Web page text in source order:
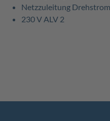
Netzzuleitung Drehstrom
230 V ALV 2